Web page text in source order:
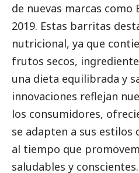
de nuevas marcas como
2019. Estas barritas
nutricional, ya que
frutos secos,
una dieta equilibrada y
innovaciones reflejan
los consumidores,
se adapten a sus estilos
al tiempo que
saludables y conscientes.